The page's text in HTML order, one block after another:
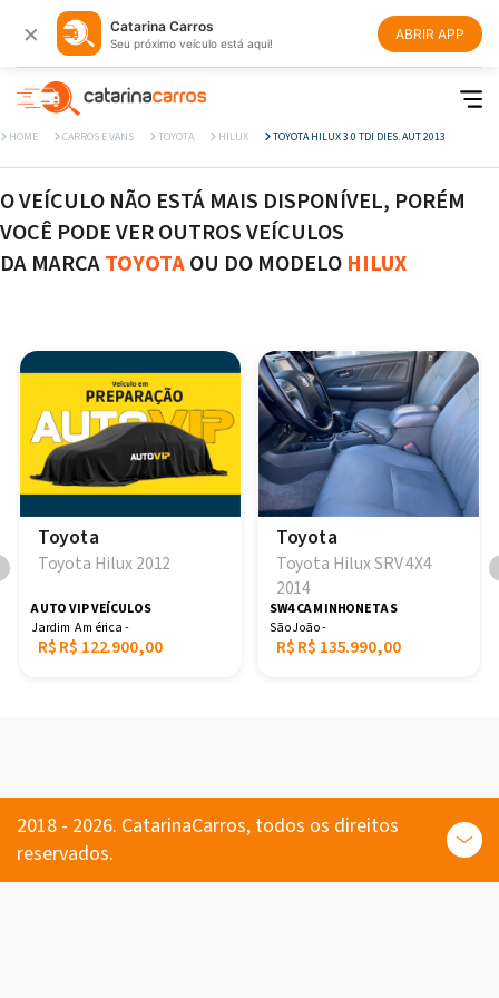
× Catarina Carros
Seu próximo veículo está aqui!
ABRIR APP
HOME CARROS E VANS TOYOTA HILUX TOYOTA HILUX 3.0 TDI DIES. AUT 2013
O VEÍCULO NÃO ESTÁ MAIS DISPONÍVEL, PORÉM
VOCÊ PODE VER OUTROS VEÍCULOS
DA MARCATOYOTAOU DO MODELO HILUX
Toyota
Toyota Hilux 2012
R$R$ 122.900,00
AUTO VIP VEÍCULOS
Jardim América -
Toyota
Toyota Hilux SRV 4X4
2014
R$R$ 135.990,00
SW4 CAMINHONETAS
São João -
2018 - 2026. CatarinaCarros, todos os direitos
reservados.